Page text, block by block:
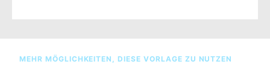
MEHR MÖGLICHKEITEN, DIESE VORLAGE ZU NUTZEN